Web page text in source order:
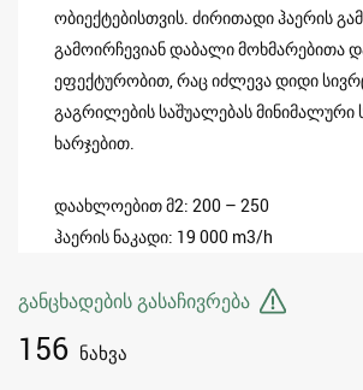
ობიექტებისთვის. ძირითადი ჰაერის
გამოირჩევიან დაბალი მოხმარებითა
ეფექტურობით, რაც იძლევა დიდი
გაგრილების საშუალებას მინიმალური
ხარჯებით.
დაახლოებით მ2: 200 – 250
ჰაერის ნაკადი: 19 000 m3/h
განცხადების გასაჩივრება
156 ნახვა